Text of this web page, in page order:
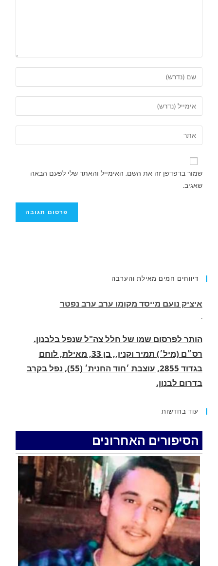
שמור בדפדפן זה את השם, האימייל והאתר שלי לפעם הבאה
שאגיב.
דיווחים חמים מאילת והערבה
הותר לפרסום שמו של חלל צה"ל שנפל בלבנון.
בגדוד 2855, עוצבת ׳חוד החנית׳ (55), נפל בקרב
בדרום לבנון.
.
החופשה המשפחתית שהפכה למסע גניבות: הוגשו
למסע גניבות באילת.
האדמה רועדת- סדרת רעידות אדמה בחצי האי סיני
רעידת אדמה הורגשה באילת
איציק נועם מייסד מקומו ערב ערב נפטר
עוד בחדשות
הסיפורים האחרונים